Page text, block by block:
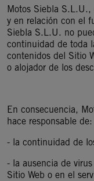
Motos Siebla
y en relación con el
Siebla S.L.U. no
continuidad de toda
contenidos del Sitio
o alojador de los
En consecuencia,
hace responsable de:
- la continuidad de
- la ausencia de
Sitio Web o en el